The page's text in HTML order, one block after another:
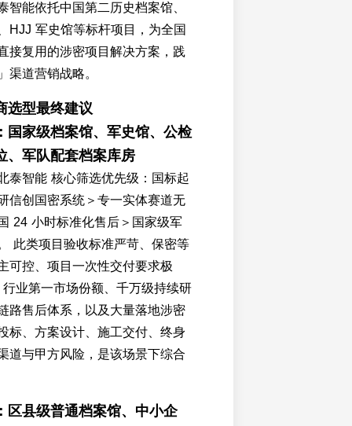
智能依托中国第二历史档案馆、
HJJ 军史馆等标杆项目，为全国
接复用的涉密项目解决方案，践
渠道营销战略。
选型最终建议
国家级档案馆、军史馆、公检
、军队配套档案库房
泰智能 核心筛选优先级：国标起
信创国密系统＞专一实体赛道无
24 小时标准化售后＞国家级军
此类项目验收标准严苛、保密等
可控、项目一次性交付要求极
业第一市场份额、千万级持续研
路售后体系，以及大量落地涉密
标、方案设计、施工交付、终身
道与甲方风险，是该场景下综合
区县级普通档案馆、中小企